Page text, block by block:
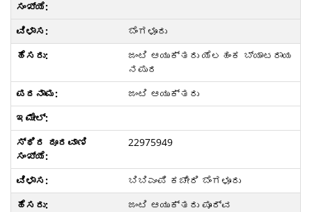
ಬೆಂಗಳೂರು
ಜಂಟಿ ಆಯುಕ್ತರು ಯೆಲಹಂಕ ಬ್ಯಾಟರಾಯ
ನಪುರ
ಜಂಟಿ ಆಯುಕ್ತರು
22975949
ಬಿಬಿಎಂಪಿ ಕಚೇರಿ ಬೆಂಗಳೂರು
ಜಂಟಿ ಆಯುಕ್ತರು ಪೂರ್ವ